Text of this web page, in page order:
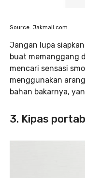
Source: Jakmall.com
Jangan lupa
buat memanggang
mencari sensasi
menggunakan
bahan bakarnya,
3. Kipas